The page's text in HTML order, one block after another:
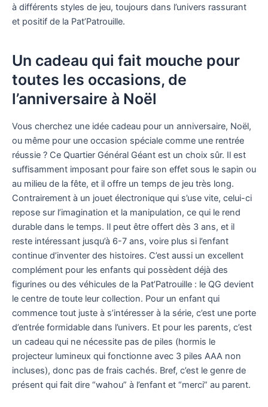
à différents styles de jeu, toujours dans l’univers rassurant
et positif de la Pat’Patrouille.
Un cadeau qui fait mouche pour
toutes les occasions, de
l’anniversaire à Noël
Vous cherchez une idée cadeau pour un anniversaire, Noël,
ou même pour une occasion spéciale comme une rentrée
réussie ? Ce Quartier Général Géant est un choix sûr. Il est
suffisamment imposant pour faire son effet sous le sapin ou
au milieu de la fête, et il offre un temps de jeu très long.
Contrairement à un jouet électronique qui s’use vite, celui-ci
repose sur l’imagination et la manipulation, ce qui le rend
durable dans le temps. Il peut être offert dès 3 ans, et il
reste intéressant jusqu’à 6-7 ans, voire plus si l’enfant
continue d’inventer des histoires. C’est aussi un excellent
complément pour les enfants qui possèdent déjà des
figurines ou des véhicules de la Pat’Patrouille : le QG devient
le centre de toute leur collection. Pour un enfant qui
commence tout juste à s’intéresser à la série, c’est une porte
d’entrée formidable dans l’univers. Et pour les parents, c’est
un cadeau qui ne nécessite pas de piles (hormis le
projecteur lumineux qui fonctionne avec 3 piles AAA non
incluses), donc pas de frais cachés. Bref, c’est le genre de
présent qui fait dire “wahou” à l’enfant et “merci” au parent.